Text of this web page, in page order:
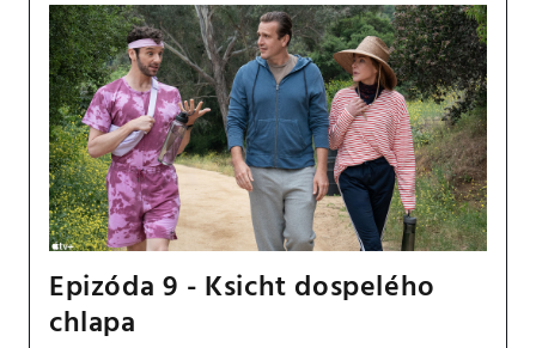
Epizóda 9 - Ksicht dospelého
chlapa